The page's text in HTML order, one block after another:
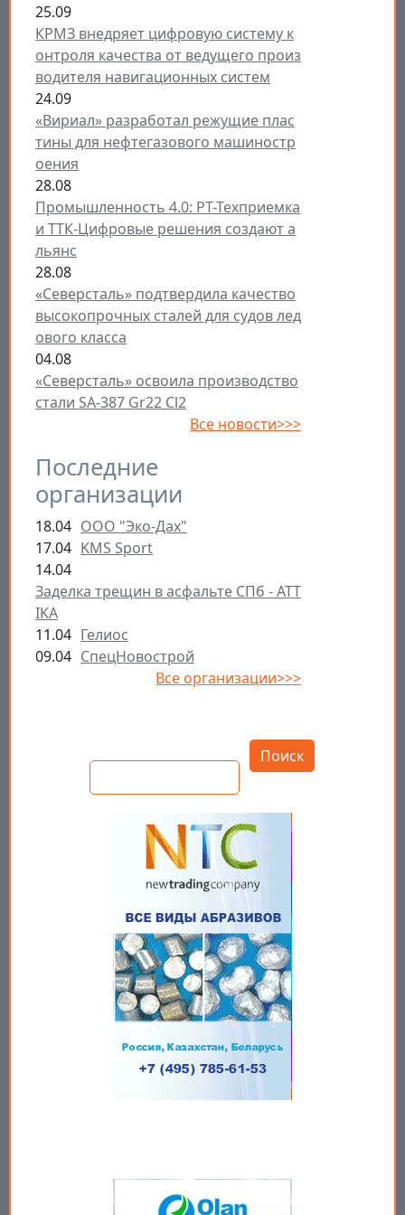
25.09
КРМЗ внедряет цифровую систему к
онтроля качества от ведущего произ
водителя навигационных систем
24.09
«Вириал» разработал режущие плас
тины для нефтегазового машиностр
оения
28.08
Промышленность 4.0: РТ-Техприемка
и ТТК-Цифровые решения создают а
льянс
28.08
«Северсталь» подтвердила качество
высокопрочных сталей для судов лед
ового класса
04.08
«Северсталь» освоила производство
стали SA-387 Gr22 Cl2
Все новости>>>
Последние
организации
18.04 ООО "Эко-Дах"
17.04 KMS Sport
14.04
Заделка трещин в асфальте СПб - ATT
IKA
11.04 Гелиос
09.04 СпецНовострой
Все организации>>>